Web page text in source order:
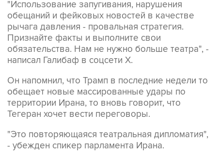
"Использование запугивания, нарушения
обещаний и фейковых новостей в качестве
рычага давления - провальная стратегия.
Признайте факты и выполните свои
обязательства. Нам не нужно больше театра", -
написал Галибаф в соцсети X.
Он напомнил, что Трамп в последние недели то
обещает новые массированные удары по
территории Ирана, то вновь говорит, что
Тегеран хочет вести переговоры.
"Это повторяющаяся театральная дипломатия",
- убежден спикер парламента Ирана.